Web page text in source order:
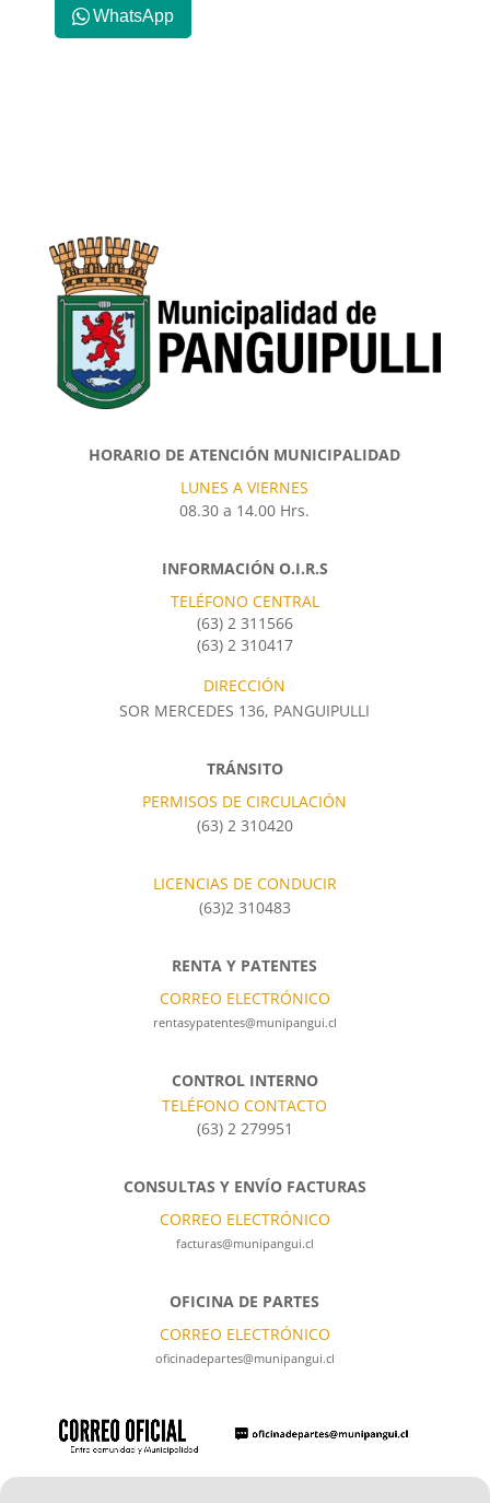
WhatsApp
HORARIO DE ATENCIÓN MUNICIPALIDAD
LUNES A VIERNES
08.30 a 14.00 Hrs.
INFORMACIÓN O.I.R.S
TELÉFONO CENTRAL
(63) 2 311566
(63) 2 310417
DIRECCIÓN
SOR MERCEDES 136, PANGUIPULLI
TRÁNSITO
PERMISOS DE CIRCULACIÓN
(63) 2 310420
LICENCIAS DE CONDUCIR
(63)2 310483
RENTA Y PATENTES
CORREO ELECTRÓNICO
rentasypatentes@munipangui.cl
CONTROL INTERNO
TELÉFONO CONTACTO
(63) 2 279951
CONSULTAS Y ENVÍO FACTURAS
CORREO ELECTRÓNICO
facturas@munipangui.cl
OFICINA DE PARTES
CORREO ELECTRÓNICO
oficinadepartes@munipangui.cl